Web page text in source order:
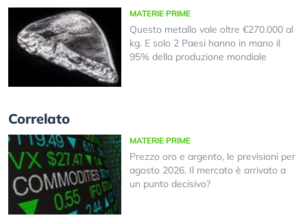
MATERIE PRIME
Questo metallo vale oltre €270.000 al
kg. E solo 2 Paesi hanno in mano il
95% della produzione mondiale
Correlato
MATERIE PRIME
Prezzo oro e argento, le previsioni per
agosto 2026. Il mercato è arrivato a
un punto decisivo?